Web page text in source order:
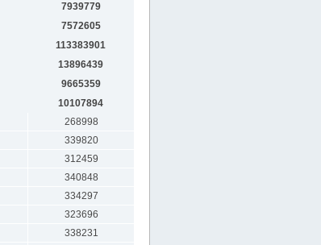
7939779
7572605
113383901
13896439
9665359
10107894
268998
339820
312459
340848
334297
323696
338231